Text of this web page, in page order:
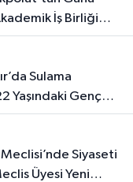
İş Birliği
Yaşındaki Genç
Üyesi Yeni